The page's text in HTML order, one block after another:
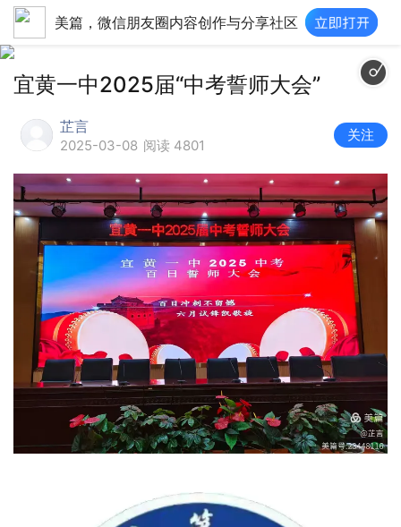
美篇，微信朋友圈内容创作与分享社区
宜黄一中2025届“中考誓师大会”
芷言
2025-03-08 阅读 4801
关注